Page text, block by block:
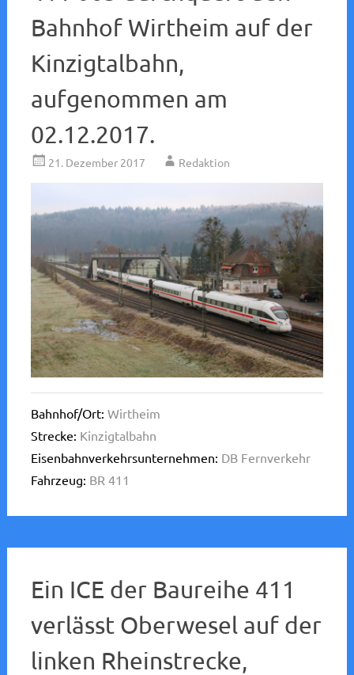
Bahnhof Wirtheim auf der
Kinzigtalbahn,
aufgenommen am
02.12.2017.
21. Dezember 2017 Redaktion
Bahnhof/Ort: Wirtheim
Strecke: Kinzigtalbahn
Eisenbahnverkehrsunternehmen: DB Fernverkehr
Fahrzeug: BR 411
Ein ICE der Baureihe 411
verlässt Oberwesel auf der
linken Rheinstrecke,